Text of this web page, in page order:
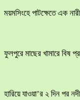
ময়মসিংহে পাটক্ষেতে এক
ফুলপুরে মাছের খামারে বিষ
হারিয়ে যাওয়া’র ২ দিন পর